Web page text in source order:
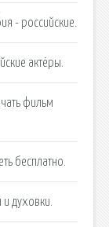
- российские.
актёры.
фильм
бесплатно.
духовки.